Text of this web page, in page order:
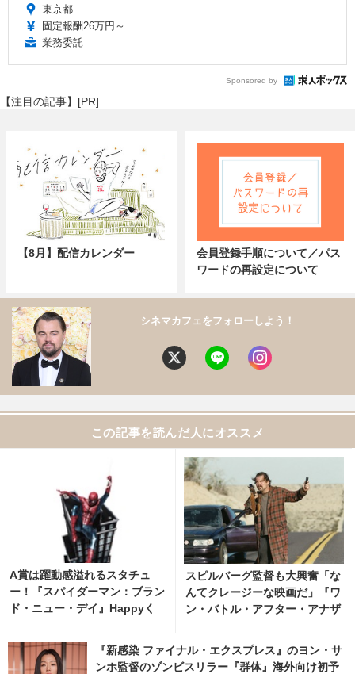
東京都
固定報酬26万円～
業務委託
Sponsored by
【注目の記事】[PR]
【8月】配信カレンダー
会員登録手順について／パス
ワードの再設定について
シネマカフェをフォローしよう！
この記事を読んだ人にオススメ
A賞は躍動感溢れるスタチュ
ー！『スパイダーマン：ブラン
ド・ニュー・デイ』Happyく
スピルバーグ監督も大興奮「な
んてクレージーな映画だ」『ワ
ン・バトル・アフター・アナザ
『新感染 ファイナル・エクスプレス』のヨン・サ
ンホ監督のゾンビスリラー『群体』海外向け初予